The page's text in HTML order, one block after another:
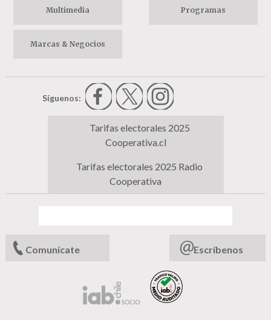
Multimedia Programas
Marcas & Negocios
Síguenos:
Tarifas electorales 2025
Cooperativa.cl
Tarifas electorales 2025 Radio
Cooperativa
Comunícate Escríbenos